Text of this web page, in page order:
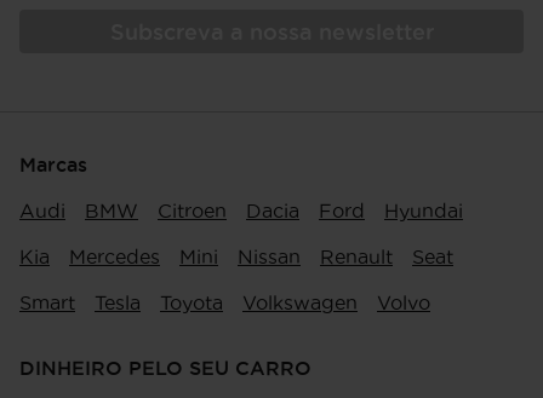
Marcas
Audi BMW Citroen Dacia Ford Hyundai
Kia Mercedes Mini Nissan Renault Seat
Smart Tesla Toyota Volkswagen Volvo
DINHEIRO PELO SEU CARRO